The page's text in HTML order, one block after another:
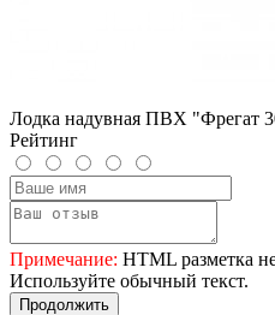
Лодка надувная ПВХ "Фрегат
Рейтинг
Примечание: HTML разметка
Используйте обычный текст.
Продолжить